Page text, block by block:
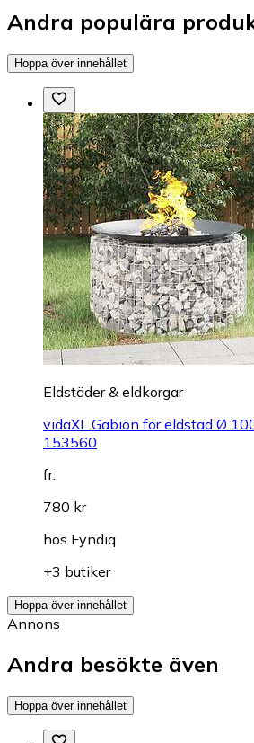
Andra populära
Hoppa över innehållet
Eldstäder & eldkorgar
vidaXL Gabion för eldstad Ø
153560
fr.
780 kr
hos Fyndiq
+3 butiker
Hoppa över innehållet
Annons
Andra besökte även
Hoppa över innehållet